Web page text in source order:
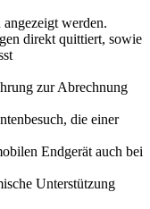
werden.
direkt quittiert, sowie
zur Abrechnung
die einer
Endgerät auch bei
Unterstützung